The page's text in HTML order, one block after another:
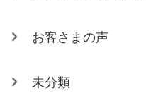
お客さまの声
未分類